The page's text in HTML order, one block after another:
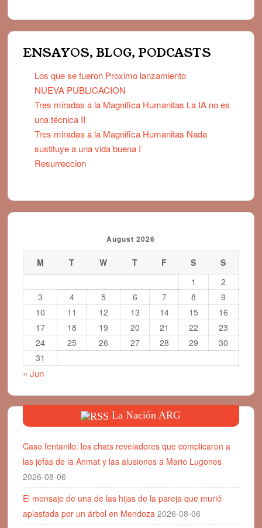
ENSAYOS, BLOG, PODCASTS
Los que se fueron Proximo lanzamiento
NUEVA PUBLICACION
Tres miradas a la Magnifica Humanitas La IA no es
una técnica II
Tres miradas a la Magnifica Humanitas Nada
sustituye a una vida buena I
Resurreccion
August 2026
M T W T F S
S
1
2
3
4 5 6 7 8
9
10
11 12 13 14 15
16
17
18 19 20 21 22
23
24
25 26 27 28 29
30
31
« Jun
La Nación ARG
Caso fentanilo: los chats reveladores que complicaron a
las jefas de la Anmat y las alusiones a Mario Lugones
2026-08-06
El mensaje de una de las hijas de la pareja que murió
aplastada por un árbol en Mendoza 2026-08-06